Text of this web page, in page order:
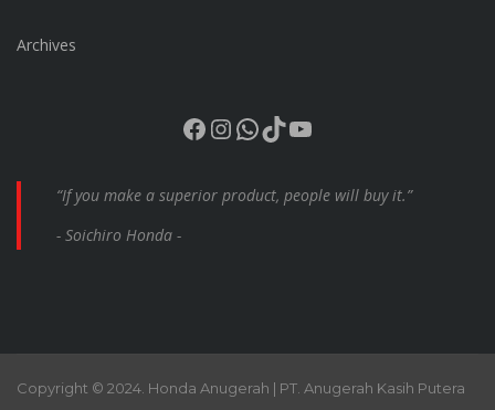
Archives
Facebook
Instagram
WhatsApp
TikTok
YouTube
“If you make a superior product, people will buy it.”
- Soichiro Honda -
Copyright © 2024. Honda Anugerah | PT. Anugerah Kasih Putera